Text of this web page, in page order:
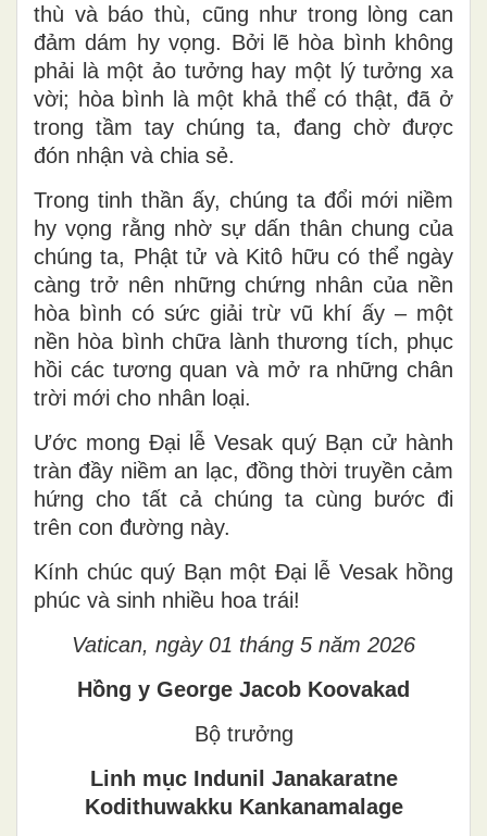
thù và báo thù, cũng như trong lòng can
đảm dám hy vọng. Bởi lẽ hòa bình không
phải là một ảo tưởng hay một lý tưởng xa
vời; hòa bình là một khả thể có thật, đã ở
trong tầm tay chúng ta, đang chờ được
đón nhận và chia sẻ.
Trong tinh thần ấy, chúng ta đổi mới niềm
hy vọng rằng nhờ sự dấn thân chung của
chúng ta, Phật tử và Kitô hữu có thể ngày
càng trở nên những chứng nhân của nền
hòa bình có sức giải trừ vũ khí ấy – một
nền hòa bình chữa lành thương tích, phục
hồi các tương quan và mở ra những chân
trời mới cho nhân loại.
Ước mong Đại lễ Vesak quý Bạn cử hành
tràn đầy niềm an lạc, đồng thời truyền cảm
hứng cho tất cả chúng ta cùng bước đi
trên con đường này.
Kính chúc quý Bạn một Đại lễ Vesak hồng
phúc và sinh nhiều hoa trái!
Vatican, ngày 01 tháng 5 năm 2026
Hồng y George Jacob Koovakad
Bộ trưởng
Linh mục Indunil Janakaratne
Kodithuwakku Kankanamalage